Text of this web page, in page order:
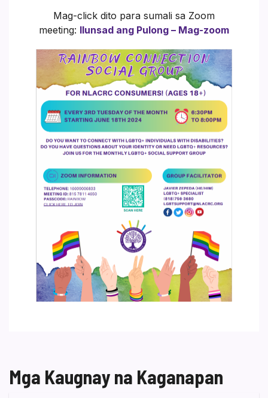
Mag-click dito para sumali sa Zoom
meeting: Ilunsad ang Pulong – Mag-zoom
Mga Kaugnay na Kaganapan